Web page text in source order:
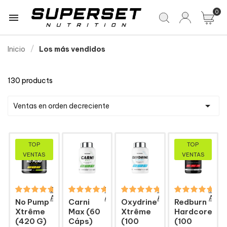
 0
Inicio Los más vendidos
130 products
Ventas en orden decreciente 
TOP
VENTAS
210
Avis
No Pump
Xtrême
(420 G)
57
Avis
Carni
Max (60
Cáps)
49
Avis
Oxydrine
Xtrême
(100
TOP
VENTAS
106
Avis
Redburn
Hardcore
(100